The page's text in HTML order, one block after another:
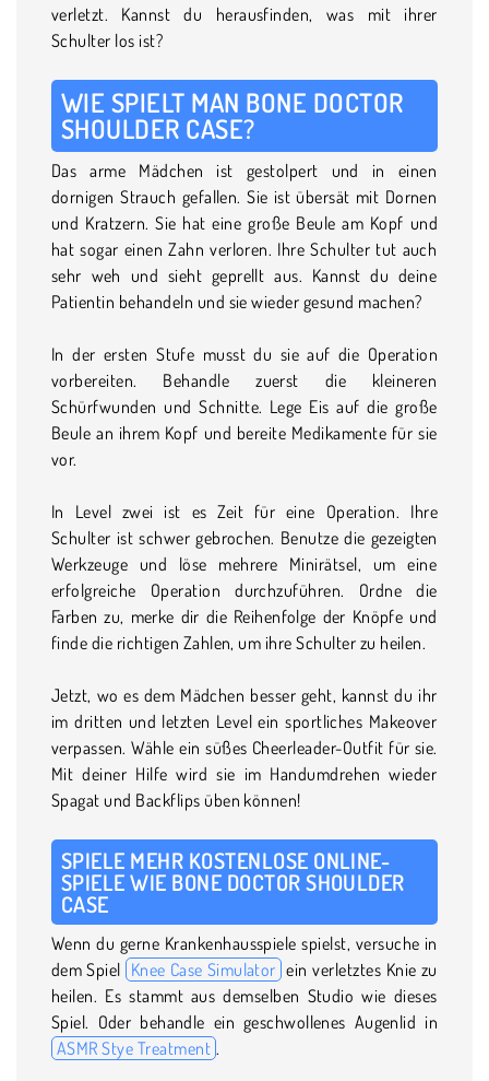
verletzt. Kannst du herausfinden, was mit ihrer
Schulter los ist?
WIE SPIELT MAN BONE DOCTOR
SHOULDER CASE?
Das arme Mädchen ist gestolpert und in einen
dornigen Strauch gefallen. Sie ist übersät mit Dornen
und Kratzern. Sie hat eine große Beule am Kopf und
hat sogar einen Zahn verloren. Ihre Schulter tut auch
sehr weh und sieht geprellt aus. Kannst du deine
Patientin behandeln und sie wieder gesund machen?
In der ersten Stufe musst du sie auf die Operation
vorbereiten. Behandle zuerst die kleineren
Schürfwunden und Schnitte. Lege Eis auf die große
Beule an ihrem Kopf und bereite Medikamente für sie
vor.
In Level zwei ist es Zeit für eine Operation. Ihre
Schulter ist schwer gebrochen. Benutze die gezeigten
Werkzeuge und löse mehrere Minirätsel, um eine
erfolgreiche Operation durchzuführen. Ordne die
Farben zu, merke dir die Reihenfolge der Knöpfe und
finde die richtigen Zahlen, um ihre Schulter zu heilen.
Jetzt, wo es dem Mädchen besser geht, kannst du ihr
im dritten und letzten Level ein sportliches Makeover
verpassen. Wähle ein süßes Cheerleader-Outfit für sie.
Mit deiner Hilfe wird sie im Handumdrehen wieder
Spagat und Backflips üben können!
SPIELE MEHR KOSTENLOSE ONLINE-
SPIELE WIE BONE DOCTOR SHOULDER
CASE
Wenn du gerne Krankenhausspiele spielst, versuche in
dem Spiel Knee Case Simulator ein verletztes Knie zu
heilen. Es stammt aus demselben Studio wie dieses
Spiel. Oder behandle ein geschwollenes Augenlid in
ASMR Stye Treatment .